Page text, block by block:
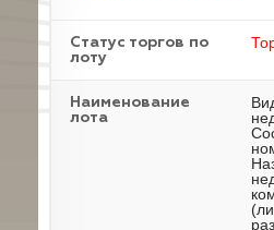
Статус торгов по
лоту
Наименование
лота